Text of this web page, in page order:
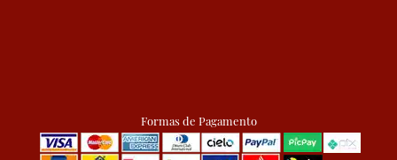
Formas de Pagamento